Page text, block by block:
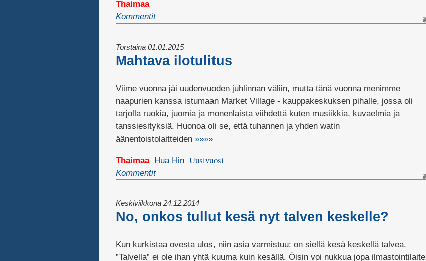
Thaimaa
Kommentit
Torstaina 01.01.2015
Mahtava ilotulitus
Viime vuonna jäi uudenvuoden juhlinnan väliin, mutta tänä vuonna menimme
naapurien kanssa istumaan Market Village - kauppakeskuksen pihalle, jossa oli
tarjolla ruokia, juomia ja monenlaista viihdettä kuten musiikkia, kuvaelmia ja
tanssiesityksiä. Huonoa oli se, että tuhannen ja yhden watin
äänentoistolaitteiden»»»»
Thaimaa Hua Hin Uusivuosi
Kommentit
Keskiviikkona 24.12.2014
No, onkos tullut kesä nyt talven keskelle?
Kun kurkistaa ovesta ulos, niin asia varmistuu: on siellä kesä keskellä talvea.
”Talvella” ei ole ihan yhtä kuuma kuin kesällä. Öisin voi nukkua jopa ilmastointilaite